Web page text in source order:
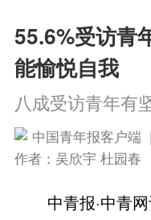
55.6%受访青
能愉悦自我
八成受访青年有
中国青年报客户端
作者：吴欣宇 杜园春
中青报·中青